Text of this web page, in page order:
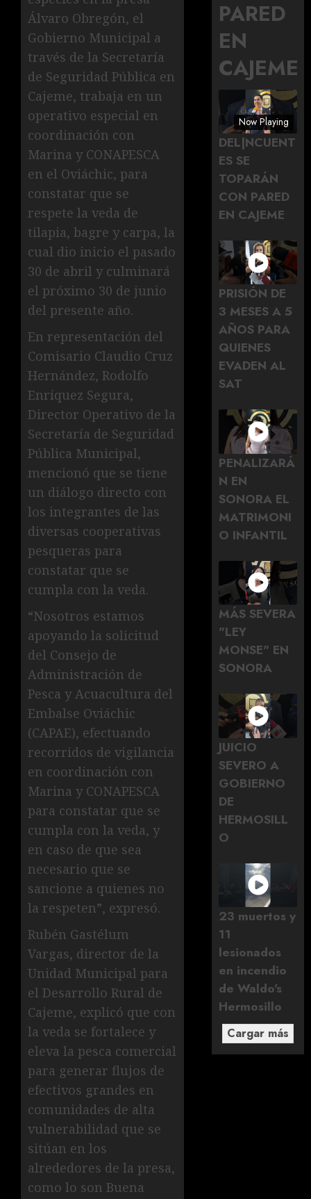
Álvaro Obregón, el
Gobierno Municipal a
través de la Secretaría
de Seguridad Pública en
Cajeme, trabaja en un
operativo especial en
coordinación con
Marina y CONAPESCA
en el Oviáchic, para
constatar que se
respete la veda de
tilapia, bagre y carpa, la
cual dio inicio el pasado
30 de abril y culminará
el próximo 30 de junio
del presente año.
En representación del
Comisario Claudio Cruz
Hernández, Rodolfo
Enríquez Segura,
Director Operativo de la
Secretaría de Seguridad
Pública Municipal,
mencionó que se tiene
un diálogo directo con
los integrantes de las
diversas cooperativas
pesqueras para
constatar que se
cumpla con la veda.
“Nosotros estamos
apoyando la solicitud
del Consejo de
Administración de
Pesca y Acuacultura del
Embalse Oviáchic
(CAPAE), efectuando
recorridos de vigilancia
en coordinación con
Marina y CONAPESCA
para constatar que se
cumpla con la veda, y
en caso de que sea
necesario que se
sancione a quienes no
la respeten”, expresó.
Rubén Gastélum
Vargas, director de la
Unidad Municipal para
el Desarrollo Rural de
Cajeme, explicó que con
la veda se fortalece y
eleva la pesca comercial
para generar flujos de
efectivos grandes en
comunidades de alta
vulnerabilidad que se
sitúan en los
alrededores de la presa,
como lo son Buena
PARED
EN
CAJEME
Now Playing
DEL|NCUENT
ES SE
TOPARÁN
CON PARED
EN CAJEME
PRISIÓN DE
3 MESES A 5
AÑOS PARA
QUIENES
EVADEN AL
SAT
PENALIZARÁ
N EN
SONORA EL
MATRIMONI
O INFANTIL
MÁS SEVERA
"LEY
MONSE" EN
SONORA
JUICIO
SEVERO A
GOBIERNO
DE
HERMOSILL
O
23 muertos y
11
lesionados
en incendio
de Waldo's
Hermosillo
Cargar más